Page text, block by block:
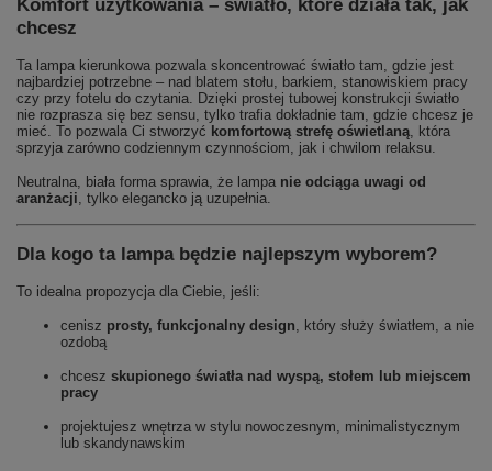
Komfort użytkowania – światło, które działa tak, jak
chcesz
Ta lampa kierunkowa pozwala skoncentrować światło tam, gdzie jest
najbardziej potrzebne – nad blatem stołu, barkiem, stanowiskiem pracy
czy przy fotelu do czytania. Dzięki prostej tubowej konstrukcji światło
nie rozprasza się bez sensu, tylko trafia dokładnie tam, gdzie chcesz je
mieć. To pozwala Ci stworzyć komfortową strefę oświetlaną, która
sprzyja zarówno codziennym czynnościom, jak i chwilom relaksu.
Neutralna, biała forma sprawia, że lampa nie odciąga uwagi od
aranżacji, tylko elegancko ją uzupełnia.
Dla kogo ta lampa będzie najlepszym wyborem?
To idealna propozycja dla Ciebie, jeśli:
cenisz prosty, funkcjonalny design, który służy światłem, a nie
ozdobą
chcesz skupionego światła nad wyspą, stołem lub miejscem
pracy
projektujesz wnętrza w stylu nowoczesnym, minimalistycznym
lub skandynawskim